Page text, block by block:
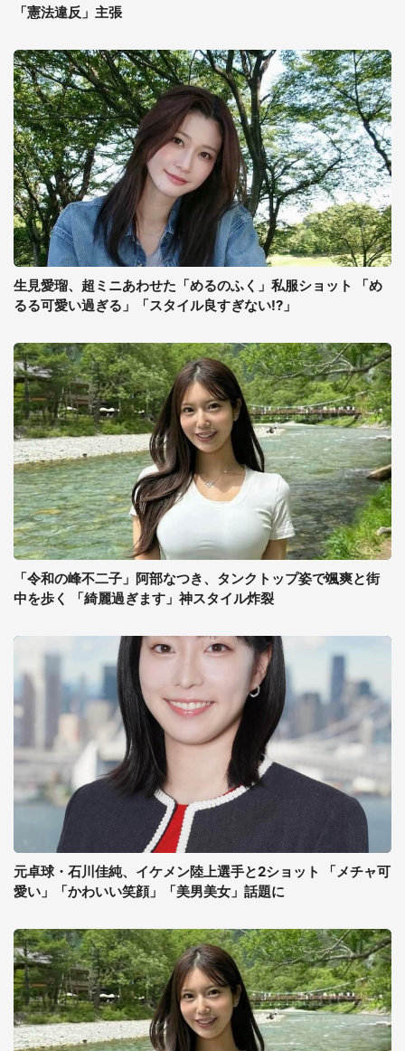
「憲法違反」主張
生見愛瑠、超ミニあわせた「めるのふく」私服ショット 「め
るる可愛い過ぎる」「スタイル良すぎない!?」
「令和の峰不二子」阿部なつき、タンクトップ姿で颯爽と街
中を歩く 「綺麗過ぎます」神スタイル炸裂
元卓球・石川佳純、イケメン陸上選手と2ショット 「メチャ可
愛い」「かわいい笑顔」「美男美女」話題に